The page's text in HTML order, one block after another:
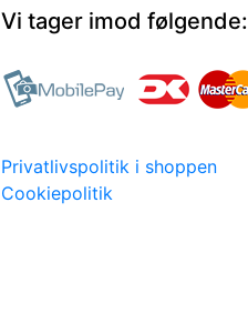
Vi tager imod følgende:
Privatlivspolitik i shoppen
Cookiepolitik